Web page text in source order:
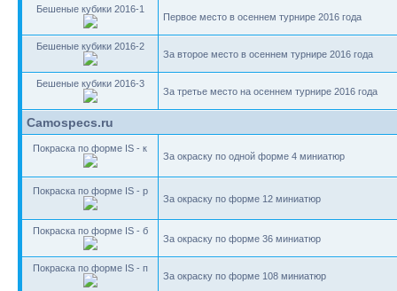
Бешеные кубики 2016-1
Первое место в осеннем турнире 2016 года
Бешеные кубики 2016-2
За второе место в осеннем турнире 2016 года
Бешеные кубики 2016-3
За третье место на осеннем турнире 2016 года
Camospecs.ru
Покраска по форме IS - к
За окраску по одной форме 4 миниатюр
Покраска по форме IS - р
За окраску по форме 12 миниатюр
Покраска по форме IS - б
За окраску по форме 36 миниатюр
Покраска по форме IS - п
За окраску по форме 108 миниатюр